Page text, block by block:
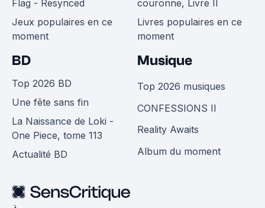
Flag - Resynced
Jeux populaires en ce
moment
couronne, Livre II
Livres populaires en ce
moment
BD
Top 2026 BD
Une fête sans fin
La Naissance de Loki -
One Piece, tome 113
Actualité BD
Musique
Top 2026 musiques
CONFESSIONS II
Reality Awaits
Album du moment